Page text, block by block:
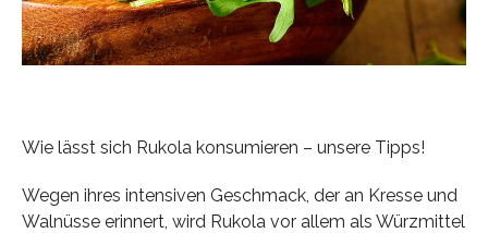
Wie lässt sich Rukola konsumieren – unsere Tipps!
Wegen ihres intensiven Geschmack, der an Kresse und
Walnüsse erinnert, wird Rukola vor allem als Würzmittel